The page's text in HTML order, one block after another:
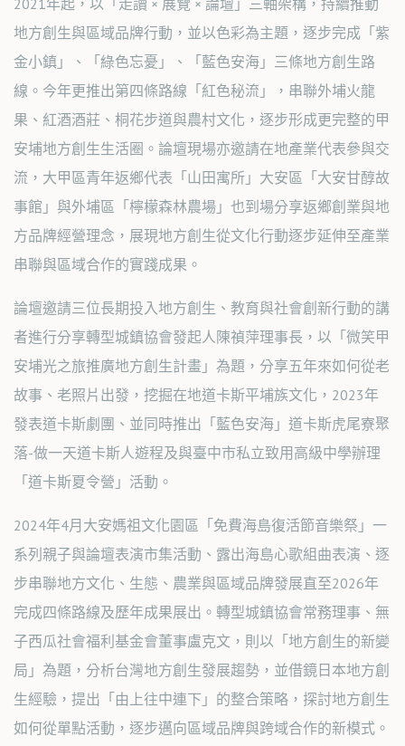
地方創生與區域品牌行動，並以色彩為主題，逐步完成「紫
金小鎮」、「綠色忘憂」、「藍色安海」三條地方創生路
線。今年更推出第四條路線「紅色秘流」，串聯外埔火龍
果、紅酒酒莊、桐花步道與農村文化，逐步形成更完整的甲
安埔地方創生生活圈。論壇現場亦邀請在地產業代表參與交
流，大甲區青年返鄉代表「山田寓所」大安區「大安甘醇故
事館」與外埔區「檸檬森林農場」也到場分享返鄉創業與地
方品牌經營理念，展現地方創生從文化行動逐步延伸至產業
串聯與區域合作的實踐成果。
論壇邀請三位長期投入地方創生、教育與社會創新行動的講
者進行分享轉型城鎮協會發起人陳禎萍理事長，以「微笑甲
安埔光之旅推廣地方創生計畫」為題，分享五年來如何從老
故事、老照片出發，挖掘在地道卡斯平埔族文化，2023年
發表道卡斯劇團、並同時推出「藍色安海」道卡斯虎尾寮聚
落-做一天道卡斯人遊程及與臺中市私立致用高級中學辦理
「道卡斯夏令營」活動。
2024年4月大安媽祖文化園區「免費海島復活節音樂祭」一
系列親子與論壇表演市集活動、露出海島心歌組曲表演、逐
步串聯地方文化、生態、農業與區域品牌發展直至2026年
完成四條路線及歷年成果展出。轉型城鎮協會常務理事、無
子西瓜社會福利基金會董事盧克文，則以「地方創生的新變
局」為題，分析台灣地方創生發展趨勢，並借鏡日本地方創
生經驗，提出「由上往中連下」的整合策略，探討地方創生
如何從單點活動，逐步邁向區域品牌與跨域合作的新模式。